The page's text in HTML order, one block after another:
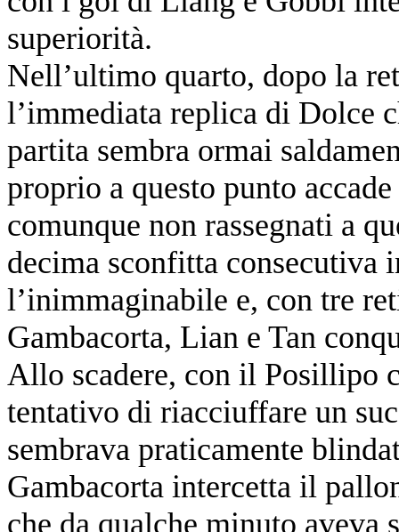
superiorità.
Nell’ultimo quarto, dopo la
l’immediata replica di Dolce
partita sembra ormai
proprio a questo punto
comunque non rassegnati a
decima sconfitta consecutiva
l’inimmaginabile e, con tre
Gambacorta, Lian e Tan
Allo scadere, con il Posillipo
tentativo di riacciuffare un
sembrava praticamente
Gambacorta intercetta il
che da qualche minuto aveva